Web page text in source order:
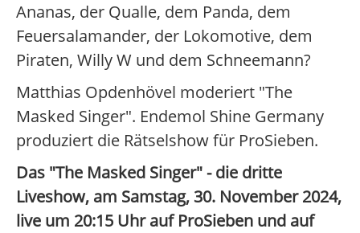
Ananas, der Qualle, dem Panda, dem
Feuersalamander, der Lokomotive, dem
Piraten, Willy W und dem Schneemann?
Matthias Opdenhövel moderiert "The
Masked Singer". Endemol Shine Germany
produziert die Rätselshow für ProSieben.
Das "The Masked Singer" - die dritte
Liveshow, am Samstag, 30. November 2024,
live um 20:15 Uhr auf ProSieben und auf